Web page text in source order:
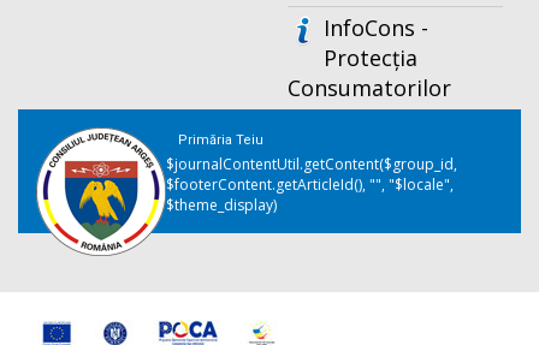
InfoCons -
Protecția
Consumatorilor
Primăria Teiu
$journalContentUtil.getContent($group_id,
$footerContent.getArticleId(), "", "$locale",
$theme_display)